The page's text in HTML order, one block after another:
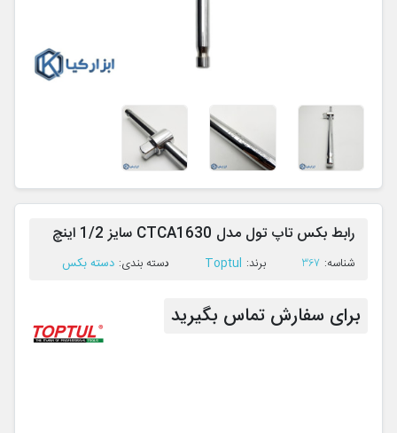
رابط بکس تاپ تول مدل CTCA1630 سایز 1/2 اینچ
ﺷﻨﺎﺳﻪ: 367 ﺑﺮﻧﺪ: Toptul ﺩﺳﺘﻪ ﺑﻨﺪی: دسته بکس
برای سفارش تماس بگیرید